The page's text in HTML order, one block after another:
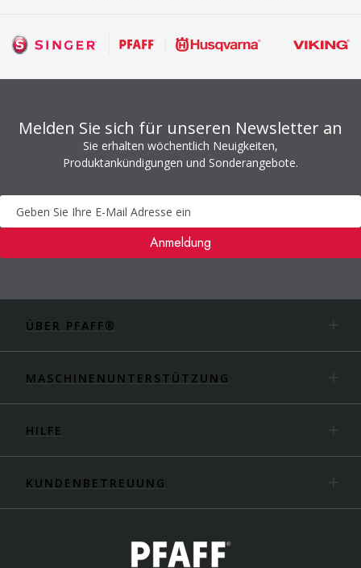
Melden Sie sich für unseren Newsletter an
Sie erhalten wöchentlich Neuigkeiten,
Produktankündigungen und Sonderangebote.
Newsletter
Anmeldung
ÜBER PFAFF®
MASCHINENUNTERSTÜTZUNG
HILFE
KUNDENBETREUUNG